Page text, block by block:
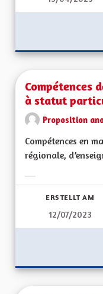
à statut
Proposition
Compétences en
régionale,
ERSTELLT AM
12/07/2023